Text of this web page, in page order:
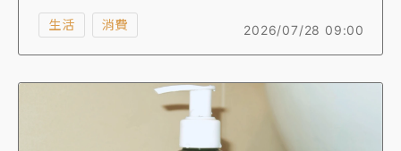
體香膏」，天然佛手柑以及澳洲尤佳利天然精
油，洗完澡於腋下塗抹，不僅淡淡的體香能長達
12小時，它成分天然，不含酒精、小蘇打及氯氫
整天都能當「香香女孩」！
2026/07/28 09:00
生活 消費